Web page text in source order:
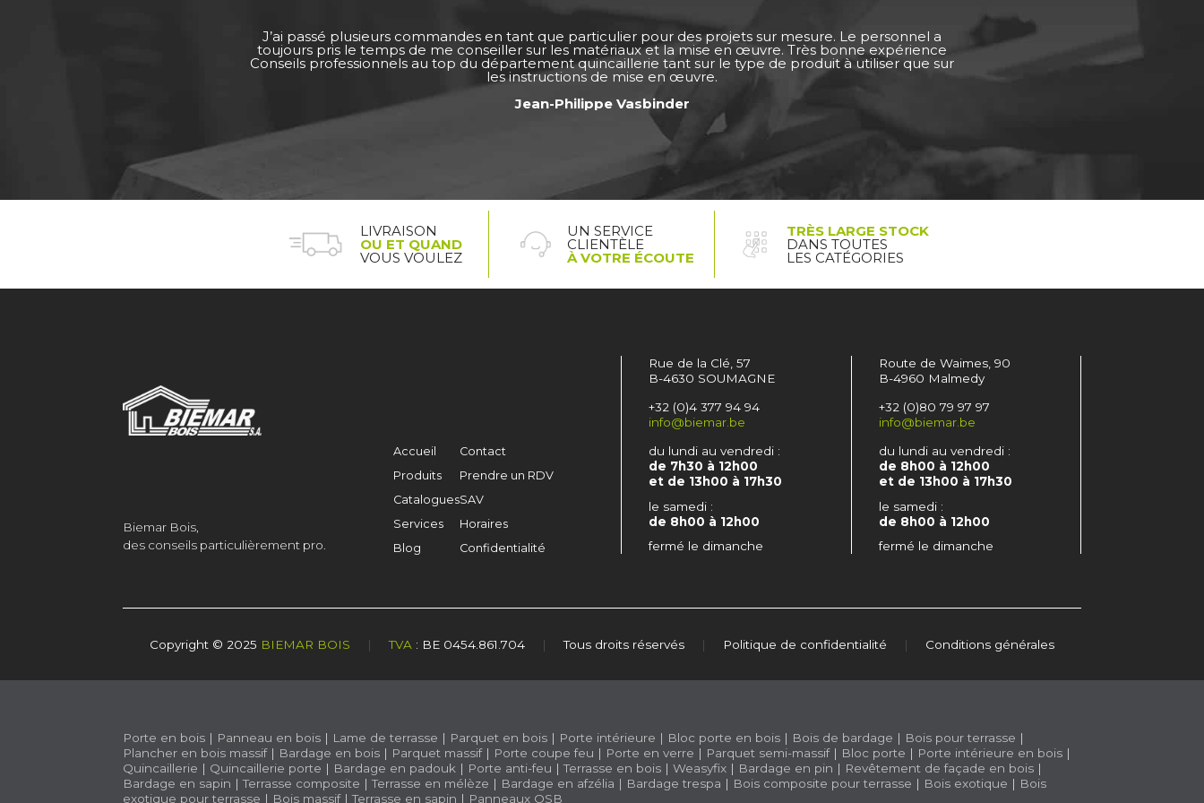
J’ai passé plusieurs commandes en tant que particulier pour des projets sur mesure. Le personnel a
toujours pris le temps de me conseiller sur les matériaux et la mise en œuvre. Très bonne expérience
Conseils professionnels au top du département quincaillerie tant sur le type de produit à utiliser que sur
les instructions de mise en œuvre.
Jean-Philippe Vasbinder
LIVRAISON
OU ET QUAND
VOUS VOULEZ
UN SERVICE
CLIENTÈLE
À VOTRE ÉCOUTE
TRÈS LARGE STOCK
DANS TOUTES
LES CATÉGORIES
Biemar Bois,
des conseils particulièrement pro.
Accueil
Produits
Catalogues
Services
Blog
Contact
Prendre un RDV
SAV
Horaires
Confidentialité
Rue de la Clé, 57
B-4630 SOUMAGNE
+32 (0)4 377 94 94
info@biemar.be
du lundi au vendredi :
de 7h30 à 12h00
et de 13h00 à 17h30
le samedi :
de 8h00 à 12h00
fermé le dimanche
Route de Waimes, 90
B-4960 Malmedy
+32 (0)80 79 97 97
info@biemar.be
du lundi au vendredi :
de 8h00 à 12h00
et de 13h00 à 17h30
le samedi :
de 8h00 à 12h00
fermé le dimanche
Copyright © 2025 BIEMAR BOIS | TVA : BE 0454.861.704 | Tous droits réservés | Politique de confidentialité | Conditions générales
Porte en bois | Panneau en bois | Lame de terrasse | Parquet en bois | Porte intérieure | Bloc porte en bois | Bois de bardage | Bois pour terrasse |
Plancher en bois massif| Bardage en bois | Parquet massif| Porte coupe feu | Porte en verre | Parquet semi-massif| Bloc porte | Porte intérieure en bois |
Quincaillerie | Quincaillerie porte | Bardage en padouk | Porte anti-feu |Terrasse en bois | Weasyfix | Bardage en pin | Revêtement de façade en bois |
Bardage en sapin |Terrasse composite |Terrasse en mélèze | Bardage en afzélia | Bardage trespa | Bois composite pour terrasse | Bois exotique | Bois
exotique pour terrasse | Bois massif|Terrasse en sapin | Panneaux OSB